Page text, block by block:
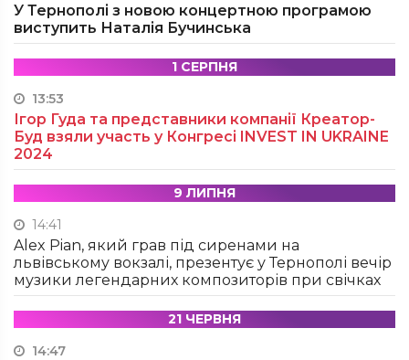
У Тернополі з новою концертною програмою
виступить Наталія Бучинська
1 СЕРПНЯ
13:53
Ігор Гуда та представники компанії Креатор-
Буд взяли участь у Конгресі INVEST IN UKRAINE
2024
9 ЛИПНЯ
14:41
Alex Pian, який грав під сиренами на
львівському вокзалі, презентує у Тернополі вечір
музики легендарних композиторів при свічках
21 ЧЕРВНЯ
14:47